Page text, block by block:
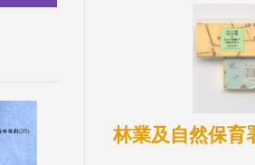
林業及自然保育